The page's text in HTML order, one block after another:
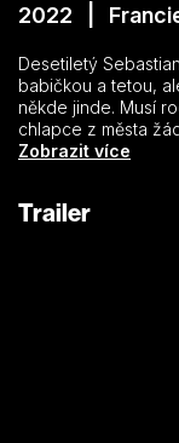
2022 |
Desetiletý
babičkou a tetou,
někde jinde. Musí
chlapce z města
cesty přihraje
bojoval proti
Zobrazit více
Trailer